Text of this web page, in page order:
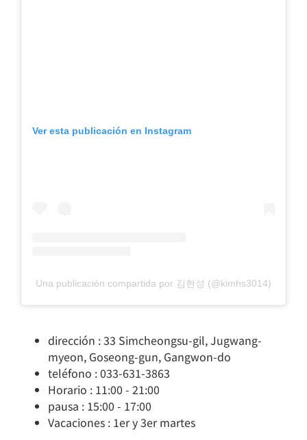
Ver esta publicación en Instagram
Una publicación compartida por 김현성 (@kimhs3014)
dirección : 33 Simcheongsu-gil, Jugwang-
myeon, Goseong-gun, Gangwon-do
teléfono : 033-631-3863
Horario : 11:00 - 21:00
pausa : 15:00 - 17:00
Vacaciones : 1er y 3er martes